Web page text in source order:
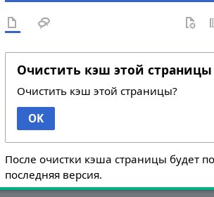
Очистить кэш этой страницы
Очистить кэш этой страницы?
OK
После очистки кэша страницы будет
последняя версия.